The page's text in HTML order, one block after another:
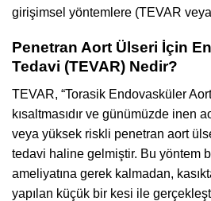
girişimsel yöntemlere (TEVAR
Penetran Aort Ülseri İçin
Tedavi (TEVAR) Nedir?
TEVAR, “Torasik Endovasküler
kısaltmasıdır ve günümüzde inen
veya yüksek riskli penetran aort
tedavi haline gelmiştir. Bu yöntem
ameliyatına gerek kalmadan,
yapılan küçük bir kesi ile